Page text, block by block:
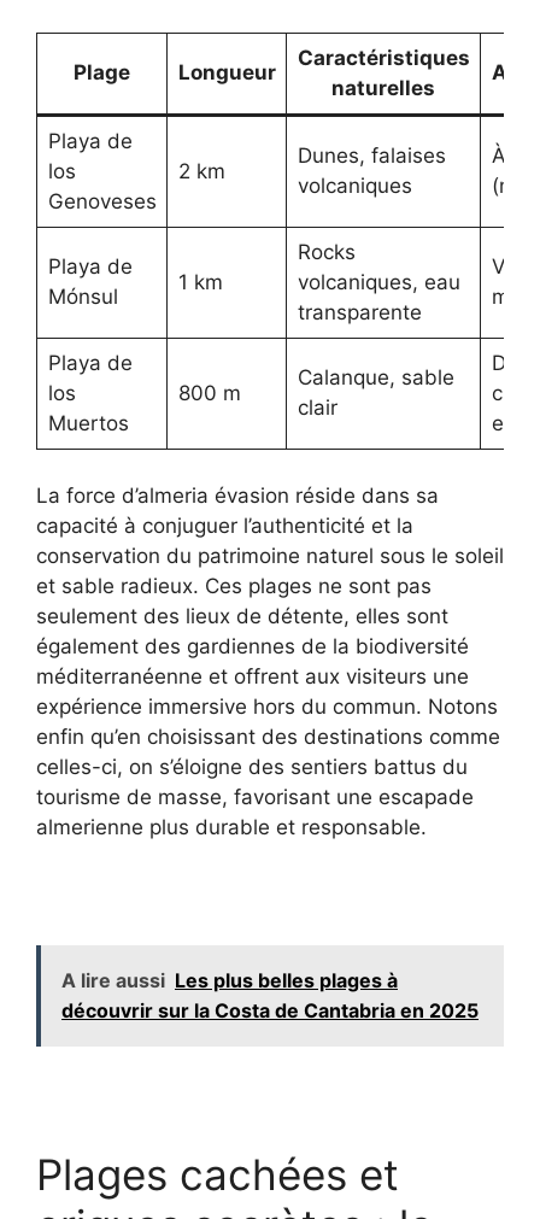
Plage Longueur
Caractéristiques
naturelles
Playa de
los
Genoveses
2 km
Dunes, falaises
volcaniques
À
Playa de
Mónsul
1 km
Rocks
volcaniques, eau
transparente
Playa de
los
Muertos
800 m
Calanque, sable
clair
La force d’almeria évasion réside dans sa
capacité à conjuguer l’authenticité et la
conservation du patrimoine naturel sous le soleil
et sable radieux. Ces plages ne sont pas
seulement des lieux de détente, elles sont
également des gardiennes de la biodiversité
méditerranéenne et offrent aux visiteurs une
expérience immersive hors du commun. Notons
enfin qu’en choisissant des destinations comme
celles-ci, on s’éloigne des sentiers battus du
tourisme de masse, favorisant une escapade
almerienne plus durable et responsable.
A lire aussi Les plus belles plages à
découvrir sur la Costa de Cantabria en 2025
Plages cachées et